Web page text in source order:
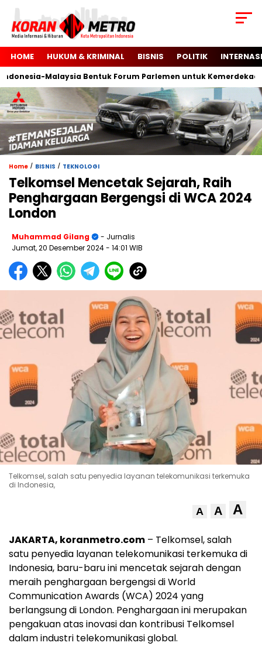
HOME HUKUM & KRIMINAL BISNIS POLITIK
Malaysia Bentuk Forum Parlemen untuk Kemerdekaan
Home / BISNIS / TEKNOLOGI
Telkomsel Mencetak Sejarah, Raih
Penghargaan Bergengsi di WCA 2024
London
Muhammad Gilang
- Jurnalis
Jumat, 20 Desember 2024- 14:01 WIB
Telkomsel, salah satu penyedia layanan telekomunikasi terkemuka
di Indonesia,
A A A
JAKARTA, koranmetro.com – Telkomsel, salah
satu penyedia layanan telekomunikasi terkemuka di
Indonesia, baru-baru ini mencetak sejarah dengan
meraih penghargaan bergengsi di World
Communication Awards (WCA) 2024 yang
berlangsung di London. Penghargaan ini merupakan
pengakuan atas inovasi dan kontribusi Telkomsel
dalam industri telekomunikasi global.